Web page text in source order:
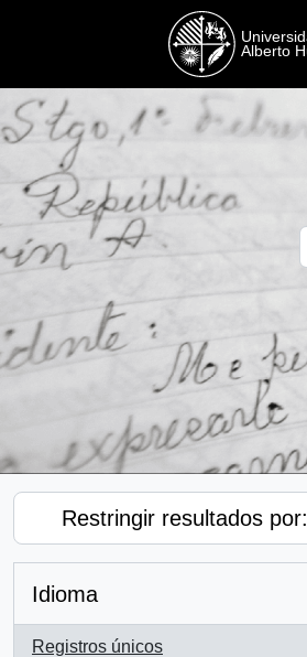
Restringir resultados por:
Idioma
Registros únicos